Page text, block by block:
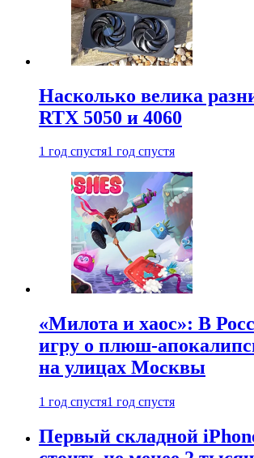
Насколько велика
RTX 5050 и 4060
1 год спустя1 год спустя
«Милота и хаос»: В
игру о плюш-
на улицах Москвы
1 год спустя1 год спустя
Первый складной